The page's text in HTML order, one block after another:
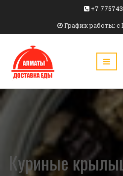
+7
График работы: c
Куриные